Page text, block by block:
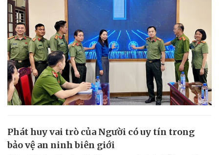
Phát huy vai trò của Người có uy tín trong
bảo vệ an ninh biên giới